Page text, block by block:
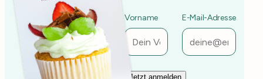
Vorname E-Mail-Adresse